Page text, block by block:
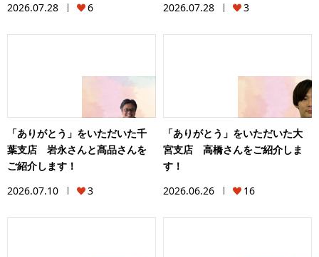
2026.07.28
6
2026.07.28
3
「ありがとう」をいただいた千
葉支店 岩永さんと髙品さんを
ご紹介します！
2026.07.10
3
「ありがとう」をいただいた大
宮支店 高橋さんをご紹介しま
す！
2026.06.26
16